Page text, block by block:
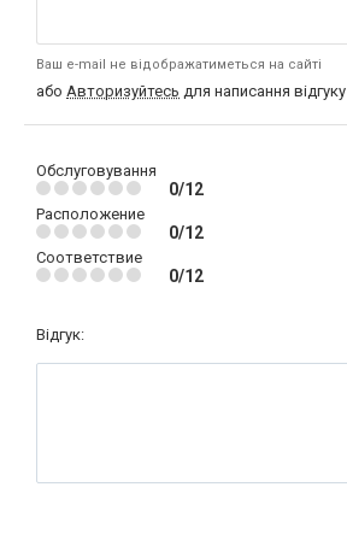
Ваш e-mail не відображатиметься на сайті
або Авторизуйтесь для написання відгуку
Обслуговування
0/12
Расположение
0/12
Соответствие
0/12
Відгук: